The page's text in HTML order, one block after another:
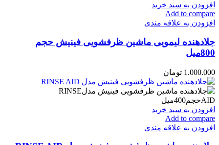
افزودن به سبد خرید
Add to compare
افزودن به علاقه مندی
جلادهنده لیمویی ماشین ظرفشویی فینیش حجم
800میل
1.000.000 تومان
افزودن به سبد خرید
Add to compare
افزودن به علاقه مندی